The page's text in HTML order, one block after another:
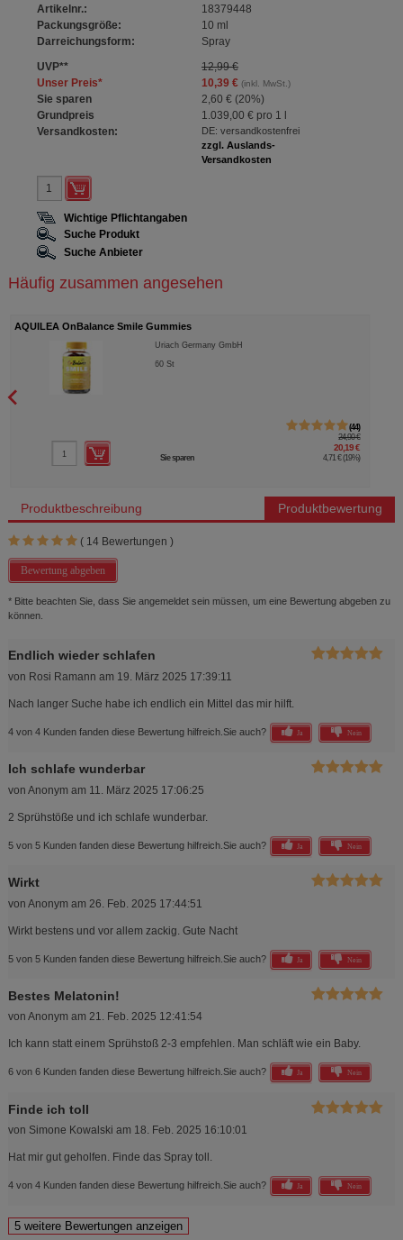
Artikelnr.:
18379448
Packungsgröße:
10 ml
Darreichungsform:
Spray
UVP**
12,99 €
Unser Preis* 10,39 €(inkl. MwSt.)
Sie sparen 2,60 € (20%)
Grundpreis
1.039,00 €pro 1 l
Versandkosten:
DE: versandkostenfrei
zzgl. Auslands-
Versandkosten
Wichtige Pflichtangaben
Suche Produkt
Suche Anbieter
Häufig zusammen angesehen
AQUILEA OnBalance Smile Gummies
Uriach Germany GmbH
60St
44
24,90 €
20,19 €
Sie sparen 4,71 € (19%)
Produktbeschreibung Produktbewertung
( 14Bewertungen )
Bewertung abgeben
* Bitte beachten Sie, dass Sie angemeldet sein müssen, um eine Bewertung abgeben zu
können.
Endlich wieder schlafen
von Rosi Ramann am 19. März 2025 17:39:11
Nach langer Suche habe ich endlich ein Mittel das mir hilft.
4 von 4 Kunden fanden diese Bewertung hilfreich. Sie auch? Ja Nein
Ich schlafe wunderbar
von Anonym am 11. März 2025 17:06:25
2 Sprühstöße und ich schlafe wunderbar.
5 von 5 Kunden fanden diese Bewertung hilfreich. Sie auch? Ja Nein
Wirkt
von Anonym am 26. Feb. 2025 17:44:51
Wirkt bestens und vor allem zackig. Gute Nacht
5 von 5 Kunden fanden diese Bewertung hilfreich. Sie auch? Ja Nein
Bestes Melatonin!
von Anonym am 21. Feb. 2025 12:41:54
Ich kann statt einem Sprühstoß 2-3 empfehlen. Man schläft wie ein Baby.
6 von 6 Kunden fanden diese Bewertung hilfreich. Sie auch? Ja Nein
Finde ich toll
von Simone Kowalski am 18. Feb. 2025 16:10:01
Hat mir gut geholfen. Finde das Spray toll.
4 von 4 Kunden fanden diese Bewertung hilfreich. Sie auch? Ja Nein